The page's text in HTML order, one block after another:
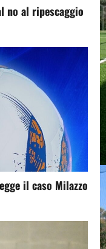
no al ripescaggio
il caso Milazzo